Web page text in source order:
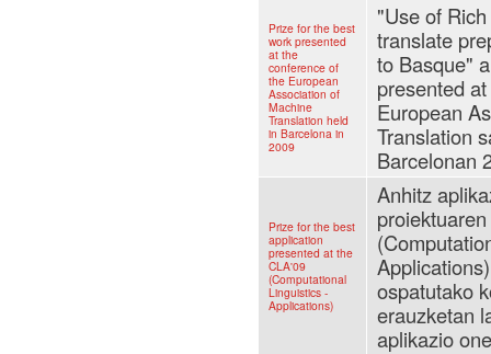
Prize for the best
work presented
at the
conference of
the European
Association of
Machine
Translation held
in Barcelona in
2009
"Use of
translate
to Basque"
presented
European
Translation
Barcelonan
Prize for the best
application
presented at the
CLA'09
(Computational
Linguistics -
Applications)
Anhitz
ospatutako
erauzketan
aplikazio